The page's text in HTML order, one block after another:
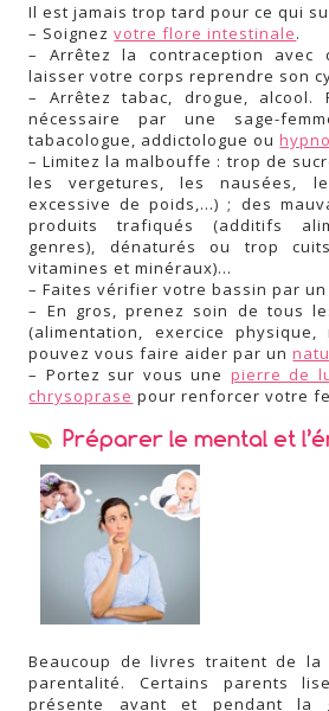
Il est jamais trop tard pour ce qui
– Soignezvotre flore intestinale.
– Arrêtez la contraception avec
laisser votre corps reprendre son
– Arrêtez tabac, drogue, alcool.
nécessaire par une sage-
tabacologue, addictologue ou
– Limitez la malbouffe : trop de
les vergetures, les nausées,
excessive de poids,…) ; des
produits trafiqués (additifs
genres), dénaturés ou trop
vitamines et minéraux)…
– Faites vérifier votre bassin par un
– En gros, prenez soin de tous
(alimentation, exercice physique,
pouvez vous faire aider par un
– Portez sur vous une pierre de
chrysoprase pour renforcer votre
Préparer le mental et
Beaucoup de livres traitent de
parentalité. Certains parents
présente avant et pendant la